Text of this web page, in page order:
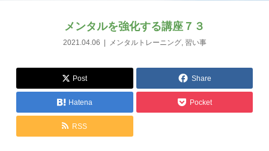
メンタルを強化する講座７３
2021.04.06 メンタルトレーニング, 習い事
Post Share
Hatena Pocket
RSS